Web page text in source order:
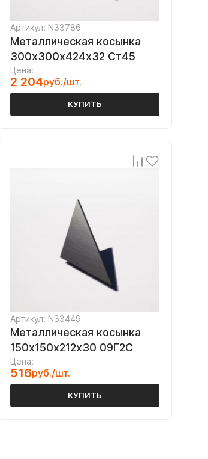
Артикул: N33786
Металлическая косынка
300х300х424х32 Ст45
Цена:
2 204руб./шт.
КУПИТЬ
Артикул: N33449
Металлическая косынка
150х150х212х30 09Г2С
Цена:
516руб./шт.
КУПИТЬ